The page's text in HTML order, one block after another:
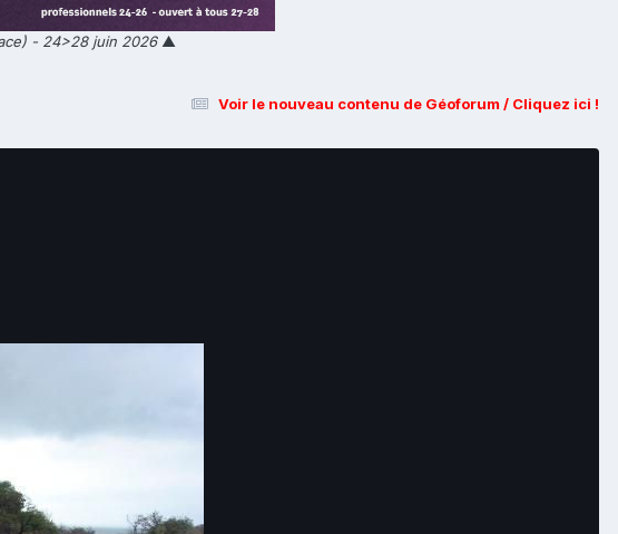
- 24>28 juin 2026▲
Voir le nouveau contenu de Géoforum / Cliquez ici !